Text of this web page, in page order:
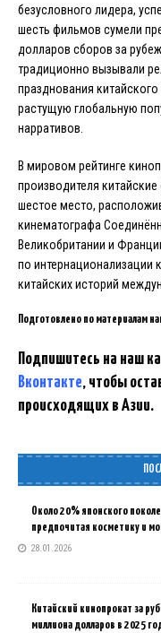
безусловного лидера,
шесть фильмов сумели
долларов сборов за
традиционно вызывали
празднования
растущую глобальную
нарративов.
В мировом рейтинге
производителя
шестое место,
кинематографа
Великобритании и
по интернационализации
китайских историй
Подготовлено по материалам
Подпишитесь на наш
Вконтакте, чтобы
происходящих в Азии.
Около 20% японского
предпочитая косметику и
28.01.2026
Китайский кинопрокат за
миллиона долларов в 2025